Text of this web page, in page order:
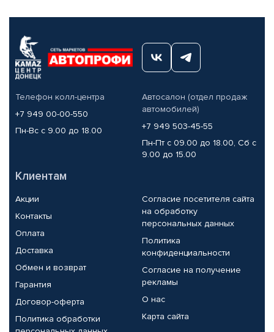
Телефон колл-центра
+7 949 00-00-550
Пн-Вс с 9.00 до 18.00
Автосалон (отдел продаж
автомобилей)
+7 949 503-45-55
Пн-Пт с 09.00 до 18.00, Сб с
9.00 до 15.00
Клиентам
Акции
Контакты
Оплата
Доставка
Обмен и возврат
Гарантия
Договор-оферта
Политика обработки
Согласие посетителя сайта
на обработку
персональных данных
Политика
конфиденциальности
Согласие на получение
рекламы
О нас
Карта сайта